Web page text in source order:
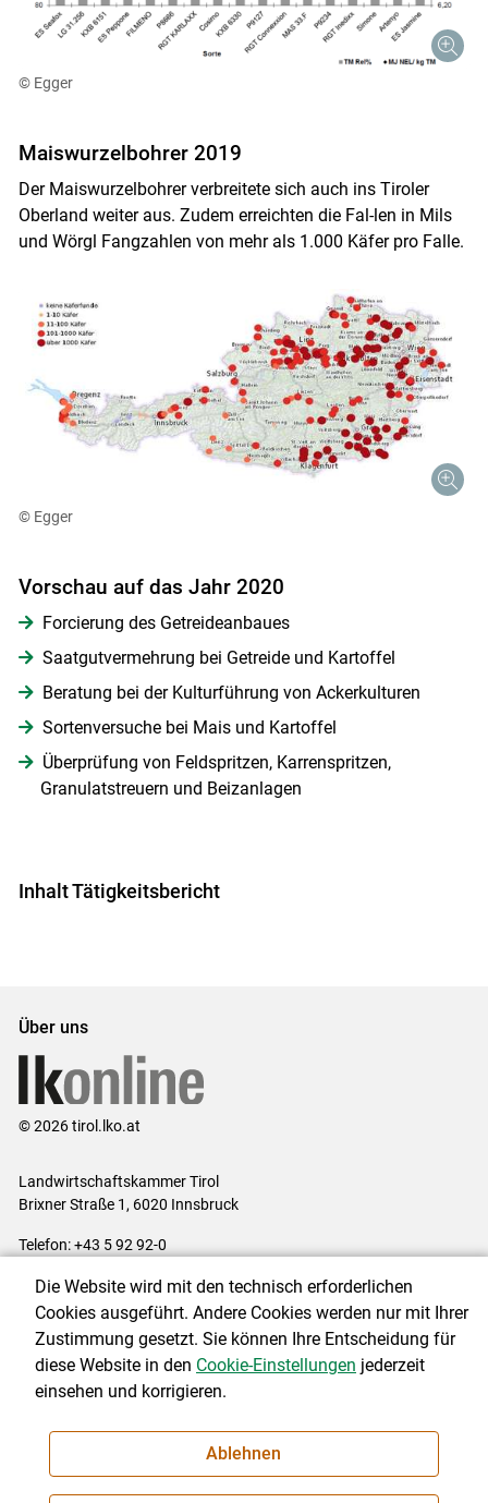
© Egger
Maiswurzelbohrer 2019
Der Maiswurzelbohrer verbreitete sich auch ins Tiroler
Oberland weiter aus. Zudem erreichten die Fal-len in Mils
und Wörgl Fangzahlen von mehr als 1.000 Käfer pro Falle.
© Egger
Vorschau auf das Jahr 2020
Forcierung des Getreideanbaues
Saatgutvermehrung bei Getreide und Kartoffel
Beratung bei der Kulturführung von Ackerkulturen
Sortenversuche bei Mais und Kartoffel
Überprüfung von Feldspritzen, Karrenspritzen,
Granulatstreuern und Beizanlagen
Inhalt Tätigkeitsbericht
Über uns
© 2026 tirol.lko.at
Landwirtschaftskammer Tirol
Brixner Straße 1, 6020 Innsbruck
Telefon: +43 5 92 92-0
Impressum|Kontakt|Datenschutzerklärung|Barrierefreiheit|
Cookie-Einstellungen
NEWSLETTER
Die Website wird mit den technisch erforderlichen
Cookies ausgeführt. Andere Cookies werden nur mit Ihrer
Zustimmung gesetzt. Sie können Ihre Entscheidung für
diese Website in den Cookie-Einstellungen jederzeit
einsehen und korrigieren.
Ablehnen